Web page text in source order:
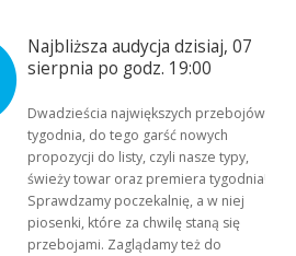
Najbliższa audycja dzisiaj, 07
sierpnia po godz. 19:00
Dwadzieścia największych przebojów
tygodnia, do tego garść nowych
propozycji do listy, czyli nasze typy,
świeży towar oraz premiera tygodnia!
Sprawdzamy poczekalnię, a w niej
piosenki, które za chwilę staną się
przebojami. Zaglądamy też do